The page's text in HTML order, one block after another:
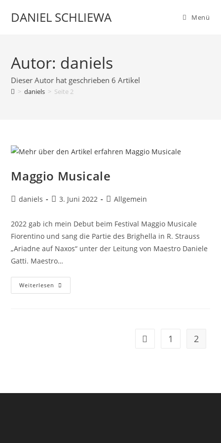
InhaltDANIEL SCHLIEWA Menü
Autor: daniels
Dieser Autor hat geschrieben 6 Artikel
> daniels > Seite 2
Maggio Musicale
Beitrags-
daniels
Beitrag
3. Juni 2022
Beitrags-
Allgemein
2022 gab ich mein Debut beim Festival Maggio Musicale
Fiorentino und sang die Partie des Brighella in R. Strauss
„Ariadne auf Naxos“ unter der Leitung von Maestro Daniele
Gatti. Maestro…
Weiterlesen Maggio
Musicale
Gehe zur vorherigen
1 2